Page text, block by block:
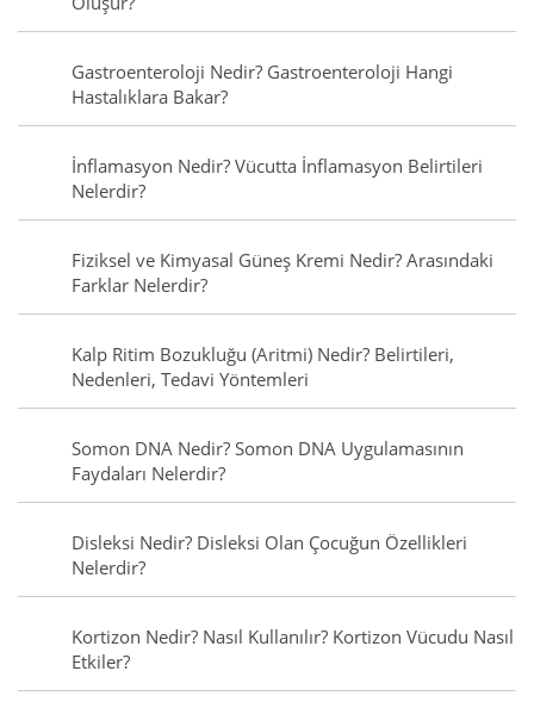
Gastroenteroloji Nedir? Gastroenteroloji Hangi
Hastalıklara Bakar?
İnflamasyon Nedir? Vücutta İnflamasyon Belirtileri
Nelerdir?
Fiziksel ve Kimyasal Güneş Kremi Nedir? Arasındaki
Farklar Nelerdir?
Kalp Ritim Bozukluğu (Aritmi) Nedir? Belirtileri,
Nedenleri, Tedavi Yöntemleri
Somon DNA Nedir? Somon DNA Uygulamasının
Faydaları Nelerdir?
Disleksi Nedir? Disleksi Olan Çocuğun Özellikleri
Nelerdir?
Kortizon Nedir? Nasıl Kullanılır? Kortizon Vücudu Nasıl
Etkiler?